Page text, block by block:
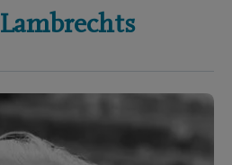
Lambrechts